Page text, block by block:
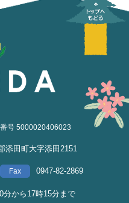
号 5000020406023
田町大字添田2151
Fax 0947-82-2869
分から17時15分まで